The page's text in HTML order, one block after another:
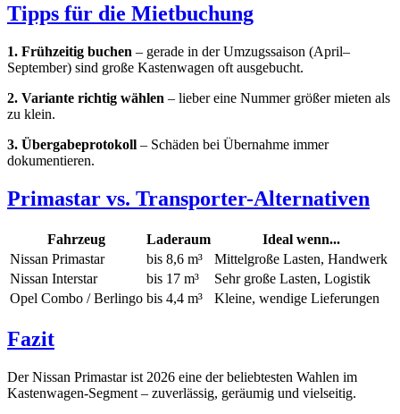
Tipps für die Mietbuchung
1. Frühzeitig buchen – gerade in der Umzugssaison (April–
September) sind große Kastenwagen oft ausgebucht.
2. Variante richtig wählen – lieber eine Nummer größer mieten als
zu klein.
3. Übergabeprotokoll – Schäden bei Übernahme immer
dokumentieren.
Primastar vs. Transporter-Alternativen
Fahrzeug Laderaum
Ideal wenn...
Nissan Primastar
bis 8,6 m³
Mittelgroße Lasten, Handwerk
Nissan Interstar
bis 17 m³
Sehr große Lasten, Logistik
Opel Combo / Berlingo bis 4,4 m³ Kleine, wendige Lieferungen
Fazit
Der Nissan Primastar ist 2026 eine der beliebtesten Wahlen im
Kastenwagen-Segment – zuverlässig, geräumig und vielseitig.